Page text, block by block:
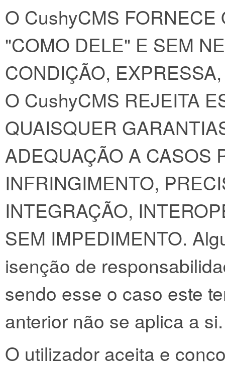
O CushyCMS
"COMO DELE" E SEM
CONDIÇÃO,
O CushyCMS REJEITA
QUAISQUER
ADEQUAÇÃO A CASOS
INFRINGIMENTO,
INTEGRAÇÃO,
SEM IMPEDIMENTO.
isenção de
sendo esse o caso este
anterior não se aplica a si.
O utilizador aceita e